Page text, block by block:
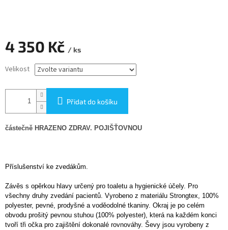
4 350 Kč / ks
cena:
Velikost
Přidat do košíku
částečně HRAZENO ZDRAV. POJIŠŤOVNOU
Příslušenství ke zvedákům.
Závěs s opěrkou hlavy určený pro toaletu a hygienické účely. Pro
všechny druhy zvedání pacientů. Vyrobeno z materiálu Strongtex, 100%
polyester, pevné, prodyšné a voděodolné tkaniny. Okraj je po celém
obvodu prošitý pevnou stuhou (100% polyester), která na každém konci
tvoří tři očka pro zajištění dokonalé rovnováhy. Ševy jsou vyrobeny z